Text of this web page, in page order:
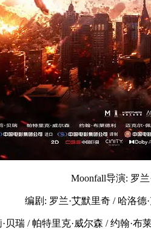
Moonfall导演: 罗
编剧: 罗兰·艾默里奇 / 哈洛德
贝瑞 / 帕特里克·威尔森 / 约翰·